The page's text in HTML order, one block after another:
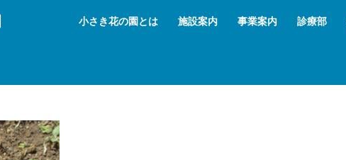
小さき花の園とは 施設案内 事業案内 診療部